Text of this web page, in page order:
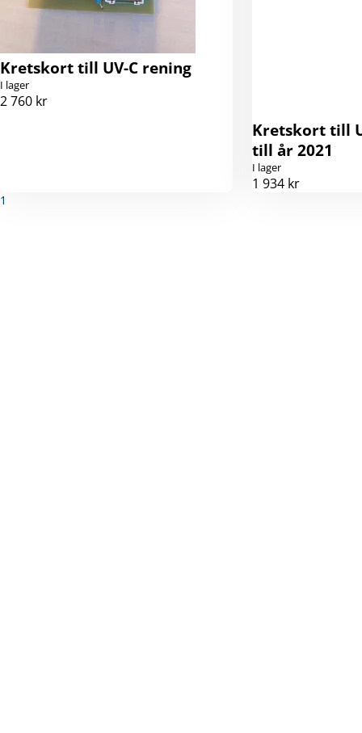
Kretskort till UV-C rening
I lager
2 760 kr
Kretskort till
till år 2021
I lager
1 934 kr
1